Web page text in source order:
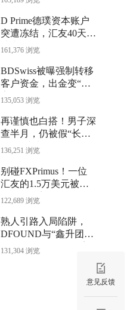
D Prime德璞资本账户
突遭冻结，汇友40天无
法出金
161,376 浏览
BDSwiss被曝强制转移
客户资金，出金变“数
字铜”锁仓24个月
135,053 浏览
再谨慎也白搭！男子深
查半月，仍被假“长江
资管”骗光71万
136,251 浏览
别碰FXPrimus！一位
汇友的1.5万美元被扣
到只剩4千
122,689 浏览
熟人引路入局陷阱，
DFOUND与“鑫升团
队”跑路，他的18万美
131,304 浏览
意见反馈